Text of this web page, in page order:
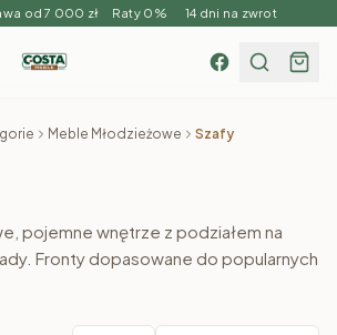
od 7 000 zł Raty 0% 14 dni na zwrot
Meble Młodzieżowe Szafy
pojemne wnętrze z podziałem na
Fronty dopasowane do popularnych